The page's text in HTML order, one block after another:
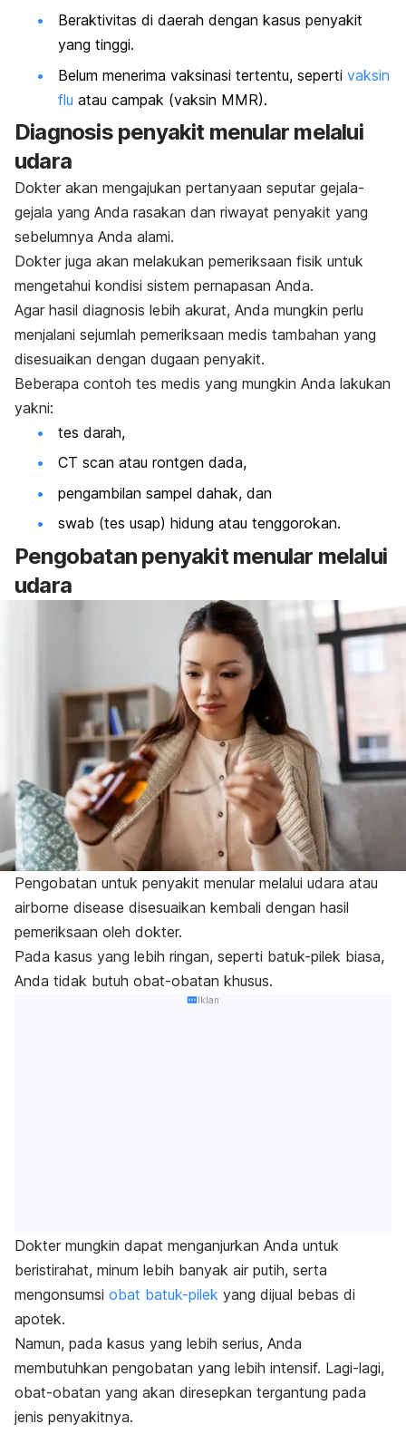
Beraktivitas di daerah dengan kasus penyakit
yang tinggi.
Belum menerima vaksinasi tertentu, seperti vaksin
flu atau campak (vaksin MMR).
Diagnosis penyakit menular melalui
udara
Dokter akan mengajukan pertanyaan seputar gejala-
gejala yang Anda rasakan dan riwayat penyakit yang
sebelumnya Anda alami.
Dokter juga akan melakukan pemeriksaan fisik untuk
mengetahui kondisi sistem pernapasan Anda.
Agar hasil diagnosis lebih akurat, Anda mungkin perlu
menjalani sejumlah pemeriksaan medis tambahan yang
disesuaikan dengan dugaan penyakit.
Beberapa contoh tes medis yang mungkin Anda lakukan
yakni:
tes darah,
CT scan atau rontgen dada,
pengambilan sampel dahak, dan
swab (tes usap) hidung atau tenggorokan.
Pengobatan penyakit menular melalui
udara
Pengobatan untuk penyakit menular melalui udara atau
airborne disease disesuaikan kembali dengan hasil
pemeriksaan oleh dokter.
Pada kasus yang lebih ringan, seperti batuk-pilek biasa,
Anda tidak butuh obat-obatan khusus.
Iklan
Dokter mungkin dapat menganjurkan Anda untuk
beristirahat, minum lebih banyak air putih, serta
mengonsumsi obat batuk-pilek yang dijual bebas di
apotek.
Namun, pada kasus yang lebih serius, Anda
membutuhkan pengobatan yang lebih intensif. Lagi-lagi,
obat-obatan yang akan diresepkan tergantung pada
jenis penyakitnya.